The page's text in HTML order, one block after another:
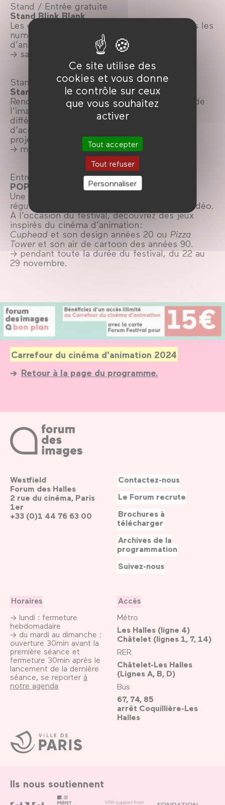
Ce site utilise des
cookies et vous donne
le contrôle sur ceux
que vous souhaitez
activer
Tout accepter
Tout refuser
Personnaliser
Stand / Entrée gratuite
Stand Blink Blank
Les éditions Warm proposent à la vente tous les
numéros de Blink Blank, la revue du film
d’animation.
→ samedi 23 et dimanche 24 novembre
Stand / Entrée gratuite
Stand CNC
Rencontrez le Centre national du cinéma et de
l'image animée CNC pour bien connaître les
différentes aides financières et ressources
d’accompagnement au développement de
projets d’animation.
→ mercredi 27 novembre
Entrée gratuite
POPUP’Station
Une grande armoire secrète où popent
régulièrement des petites pépites de jeux vidéo.
À l’occasion du festival, découvrez des jeux
inspirés du cinéma d’animation :
Cuphead et son design années 20 ou Pizza
Toweret son air de cartoon des années 90.
→ pendant toute la durée du festival, du 22 au
29 novembre.
Carrefour du cinéma d'animation 2024
Retour à la page du programme.
Ville
de
Paris
Westfield
Forum des Halles
2 rue du cinéma, Paris
1er
+33 (0)1 44 76 63 00
Horaires
→ lundi : fermeture
hebdomadaire
→ du mardi au dimanche :
ouverture 30min avant la
première séance et
fermeture 30min après le
lancement de la dernière
séance, se reporter à
notre agenda
Accès
Métro
Les Halles (ligne 4)
Châtelet (lignes 1, 7, 14)
RER
Châtelet-Les Halles
(Lignes A, B, D)
Bus
67, 74, 85
arrêt Coquillière-Les
Halles
Contactez-nous
Le Forum recrute
Brochures à
télécharger
Archives de la
programmation
Suivez-nous
Ils nous soutiennent